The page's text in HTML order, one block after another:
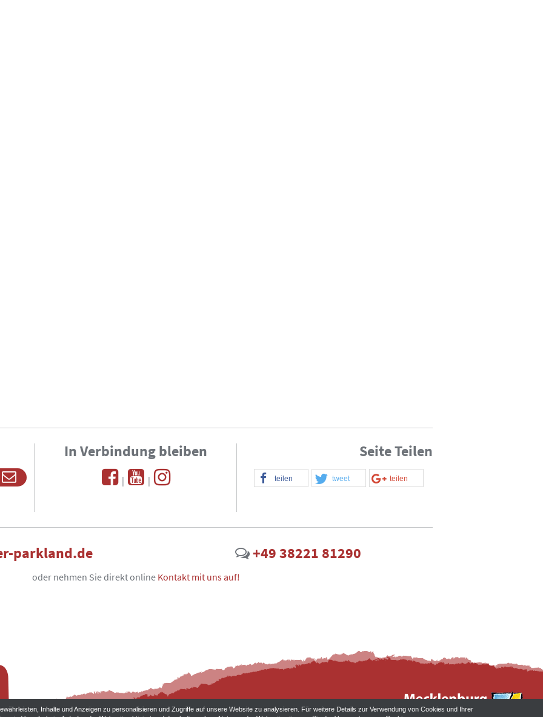
In Verbindung bleiben
| |
Seite Teilen
teilen tweet teilen
parkland.de +49 38221 81290
oder nehmen Sie direkt online Kontakt mit uns auf!
Inhalte und Anzeigen zu personalisieren und Zugriffe auf unsere Website zu analysieren. Für weitere Details zur Verwendung von Cookies und Ihrer